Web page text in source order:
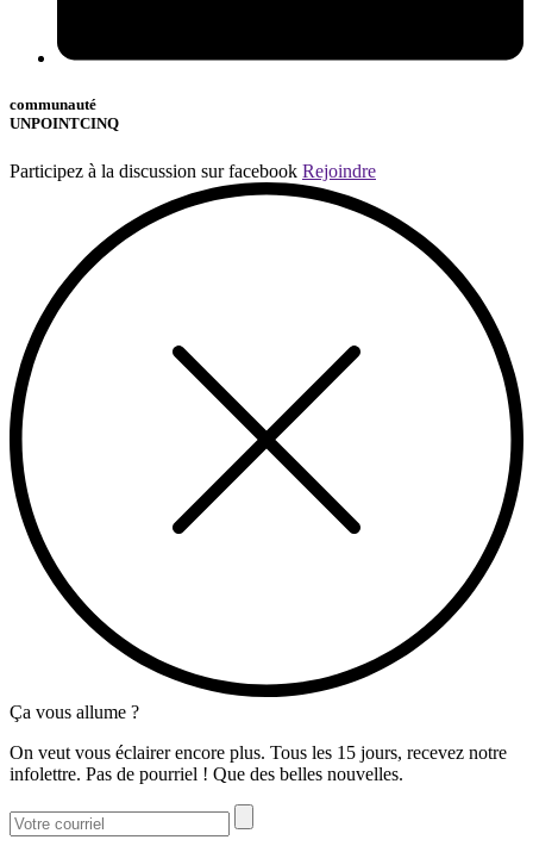
communauté
UNPOINTCINQ
Participez à la discussion sur facebook Rejoindre
Ça vous allume ?
On veut vous éclairer encore plus. Tous les 15 jours, recevez notre
infolettre. Pas de pourriel ! Que des belles nouvelles.